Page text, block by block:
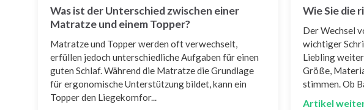
Was ist der Unterschied zwischen einer
Matratze und einem Topper?
Matratze und Topper werden oft verwechselt,
erfüllen jedoch unterschiedliche Aufgaben für einen
guten Schlaf. Während die Matratze die Grundlage
für ergonomische Unterstützung bildet, kann ein
Topper den Liegekomfor...
Wie Sie die
Der Wechsel
wichtiger
Liebling
Größe,
stimmen. Ob
Artikel